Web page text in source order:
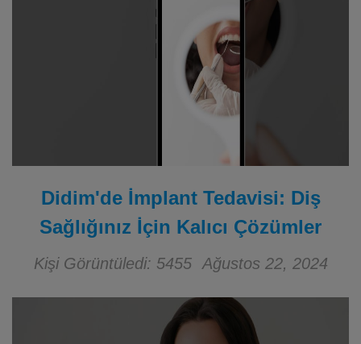
Didim'de İmplant Tedavisi: Diş
Sağlığınız İçin Kalıcı Çözümler
Kişi Görüntüledi: 5455 Ağustos 22, 2024